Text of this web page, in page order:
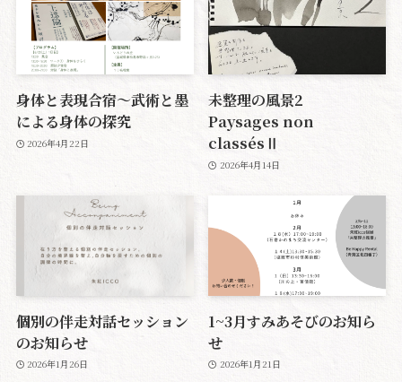
身体と表現合宿〜武術と墨
による身体の探究
2026年4月22日
未整理の風景2
Paysages non
classésⅡ
2026年4月14日
個別の伴走対話セッション
のお知らせ
2026年1月26日
1~3月すみあそびのお知ら
せ
2026年1月21日